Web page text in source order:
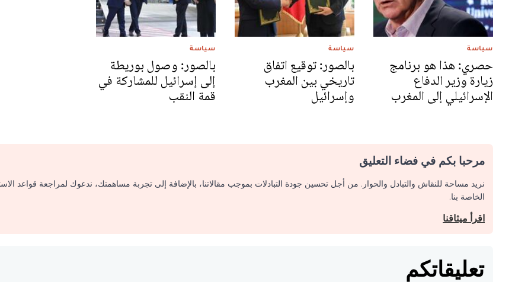
سياسة
حصري: هذا هو برنامج
زيارة وزير الدفاع
الإسرائيلي إلى المغرب
سياسة
بالصور: توقيع اتفاق
تاريخي بين المغرب
وإسرائيل
سياسة
بالصور: وصول بوريطة
إلى إسرائيل للمشاركة في
قمة النقب
مرحبا بكم في فضاء التعليق
نريد مساحة للنقاش والتبادل والحوار. من أجل تحسين جودة التبادلات بموجب مقالاتنا، بالإضافة إلى تجربة مساهمتك، ندعوك لمراجعة قواعد
الخاصة بنا.
اقرأ ميثاقنا
تعليقاتكم